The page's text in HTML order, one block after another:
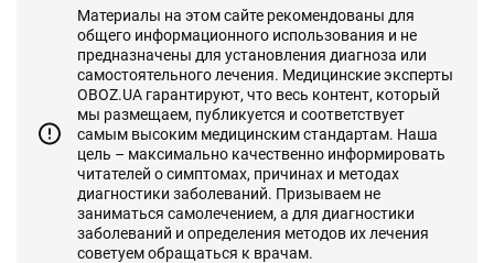
Материалы на этом сайте рекомендованы для
общего информационного использования и не
предназначены для установления диагноза или
самостоятельного лечения. Медицинские эксперты
OBOZ.UA гарантируют, что весь контент, который
мы размещаем, публикуется и соответствует
самым высоким медицинским стандартам. Наша
цель – максимально качественно информировать
читателей о симптомах, причинах и методах
диагностики заболеваний. Призываем не
заниматься самолечением, а для диагностики
заболеваний и определения методов их лечения
советуем обращаться к врачам.